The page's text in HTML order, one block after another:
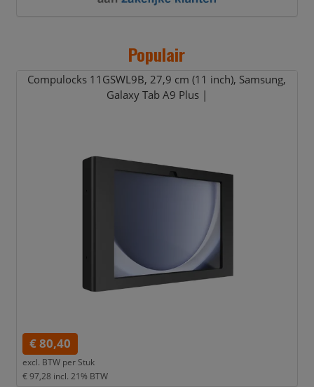
Populair
Compulocks 11GSWL9B, 27,9 cm (11 inch), Samsung,
Galaxy Tab A9 Plus |
€ 80,40
excl. BTW per Stuk
€ 97,28 incl. 21% BTW